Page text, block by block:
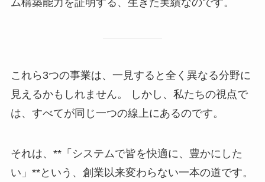
ム構築能力を証明する、生きた実績なのです。
これら3つの事業は、一見すると全く異なる分野に
見えるかもしれません。 しかし、私たちの視点で
は、すべてが同じ一つの線上にあるのです。
それは、**「システムで皆を快適に、豊かにした
い」**という、創業以来変わらない一本の道です。